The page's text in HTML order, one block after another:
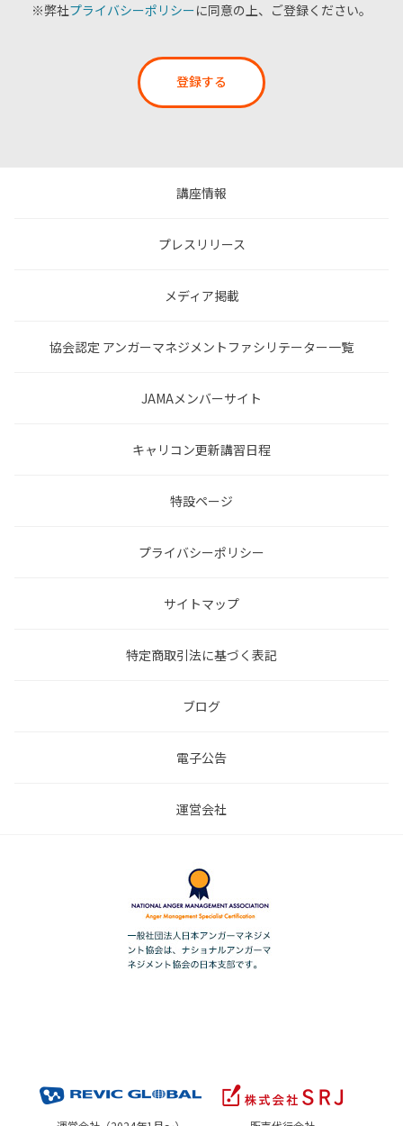
※弊社プライバシーポリシーに同意の上、ご登録ください。
登録する
講座情報
プレスリリース
メディア掲載
協会認定 アンガーマネジメントファシリテーター一覧
JAMAメンバーサイト
キャリコン更新講習日程
特設ページ
プライバシーポリシー
サイトマップ
特定商取引法に基づく表記
ブログ
電子公告
運営会社